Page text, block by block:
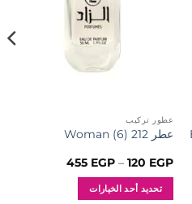
عطور تركيب
عطر 212 (6) Woman
120 EGP
–
455 EGP
نطاق
تحديد أحد الخيارات